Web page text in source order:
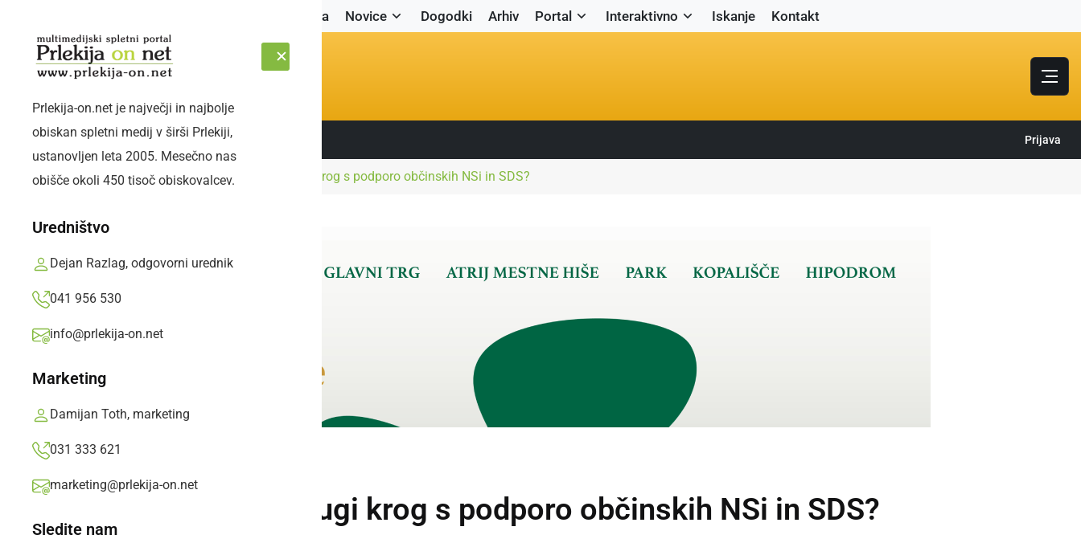
Naslovnica Novice Dogodki Arhiv Portal Interaktivno Iskanje Kontakt
NEDELJA, 9. AVGUST 2026 Sledite nam: Prijava
Prlekija-on.net je največji in najbolje
obiskan spletni medij v širši Prlekiji,
ustanovljen leta 2005. Mesečno nas
obišče okoli 450 tisoč obiskovalcev.
Uredništvo
Dejan Razlag, odgovorni urednik
041 956 530
info@prlekija-on.net
Marketing
Damijan Toth, marketing
031 333 621
marketing@prlekija-on.net
Sledite nam
Naslovnica PolitikaDejan Karba v drugi krog s podporo občinskih NSi in SDS?
Dejan Karba v drugi krog s podporo občinskih NSi in SDS?